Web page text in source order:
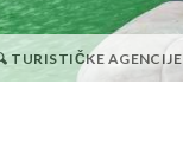
TURISTIČKE AGENCIJE